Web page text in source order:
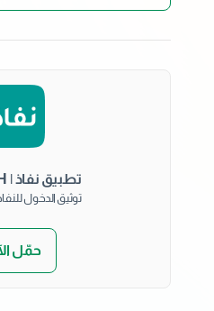
تطبيق نفاذ | NAFATH
توثيق الدخول
حمّل